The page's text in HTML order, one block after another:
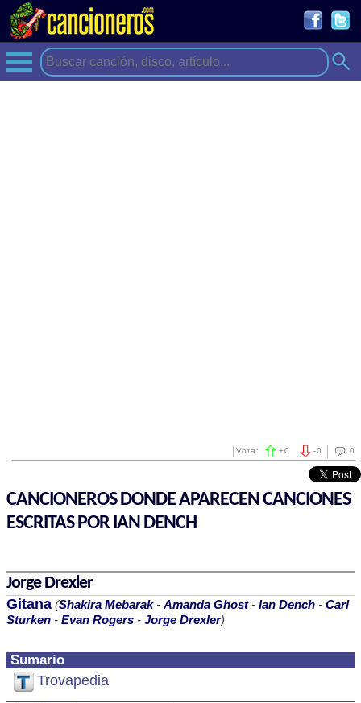
0
-0
Vota: +0
CANCIONEROS DONDE APARECEN CANCIONES
ESCRITAS POR IAN DENCH
Sumario
Trovapedia
Jorge Drexler
Gitana (Shakira Mebarak- Amanda Ghost- Ian Dench - Carl
Sturken - Evan Rogers - Jorge Drexler)